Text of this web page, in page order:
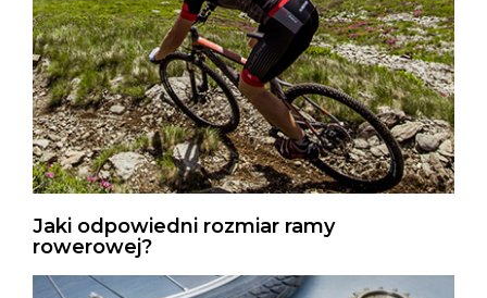
Jaki odpowiedni rozmiar ramy
rowerowej?